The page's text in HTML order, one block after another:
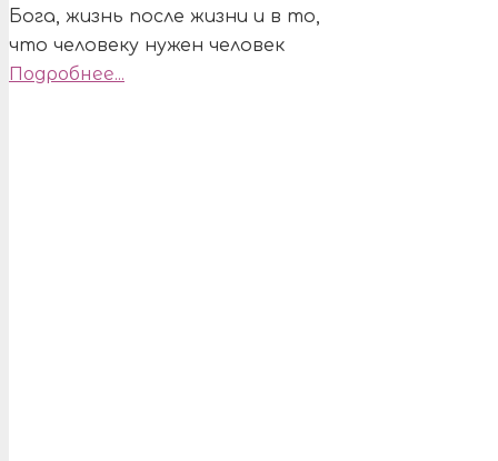
Бога, жизнь после жизни и в то,
что человеку нужен человек
Подробнее...